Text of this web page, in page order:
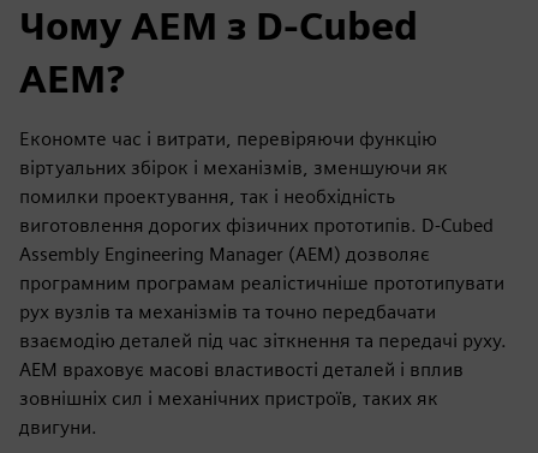
Чому AEM з D-Cubed
AEM?
Економте час і витрати, перевіряючи функцію
віртуальних збірок і механізмів, зменшуючи як
помилки проектування, так і необхідність
виготовлення дорогих фізичних прототипів. D-Cubed
Assembly Engineering Manager (AEM) дозволяє
програмним програмам реалістичніше прототипувати
рух вузлів та механізмів та точно передбачати
взаємодію деталей під час зіткнення та передачі руху.
AEM враховує масові властивості деталей і вплив
зовнішніх сил і механічних пристроїв, таких як
двигуни.